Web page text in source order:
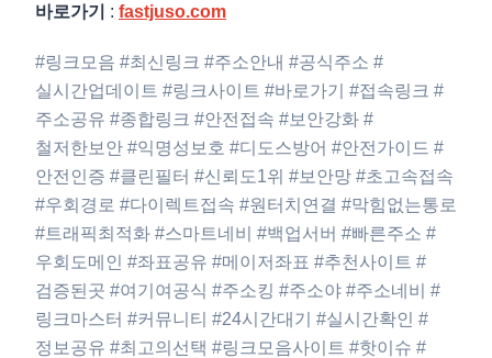
바로가기
: fastjuso.com
#링크모음 #최신링크 #주소안내 #공식주소 #
실시간업데이트 #링크사이트 #바로가기 #접속링크 #
주소공유 #종합링크 #안전접속 #보안강화 #
철저한보안 #익명성보호 #디도스방어 #안전가이드 #
안전인증 #클린필터 #신뢰도1위 #보안망 #초고속접속
#우회경로 #다이렉트접속 #원터치연결 #막힘없는통로
#트래픽최적화 #스마트네비 #백업서버 #빠른주소 #
우회도메인 #좌표공유 #메이저좌표 #추천사이트 #
검증된곳 #여기여공식 #주소킹 #주소야 #주소네비 #
링크마스터 #커뮤니티 #24시간대기 #실시간확인 #
정보공유 #최고의선택 #링크모음사이트 #핫이슈 #